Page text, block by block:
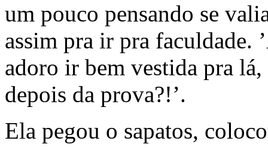
um pouco pensando se
assim pra ir pra faculdade.
adoro ir bem vestida pra
depois da prova?!’.
Ela pegou o sapatos,